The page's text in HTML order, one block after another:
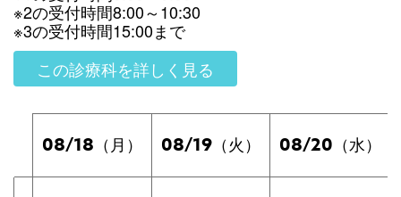
※2の受付時間8:00～10:30
※3の受付時間15:00まで
この診療科を詳しく見る
08/18 （月） 08/19 （火） 08/20 （水）